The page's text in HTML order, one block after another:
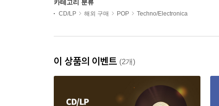
카테고리 분류
CD/LP 해외 구매 POP Techno/Electronica
이 상품의 이벤트 (2개)